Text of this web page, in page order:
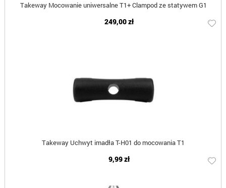
Takeway Mocowanie uniwersalne T1+ Clampod ze statywem G1
249,00 zł
Takeway Uchwyt imadła T-H01 do mocowania T1
9,99 zł